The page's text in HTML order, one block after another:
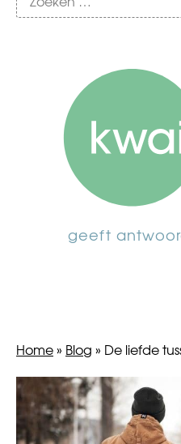
geeft
Home» Blog » De liefde
BERICHT
NAVIGATIE
Een
weekend
in
Berlijn
Ongewild
op
een
pornowebsite